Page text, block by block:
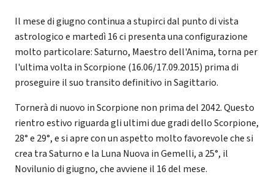
Il mese di giugno continua a stupirci dal punto di vista
astrologico e martedì 16 ci presenta una configurazione
molto particolare: Saturno, Maestro dell'Anima, torna per
l'ultima volta in Scorpione (16.06/17.09.2015) prima di
proseguire il suo transito definitivo in Sagittario.
Tornerà di nuovo in Scorpione non prima del 2042. Questo
rientro estivo riguarda gli ultimi due gradi dello Scorpione,
28° e 29°, e si apre con un aspetto molto favorevole che si
crea tra Saturno e la Luna Nuova in Gemelli, a 25°, il
Novilunio di giugno, che avviene il 16 del mese.